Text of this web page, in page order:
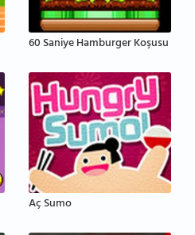
60 Saniye Hamburger Koşusu
Aç Sumo